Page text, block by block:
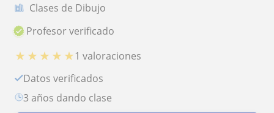
Clases de Dibujo
Profesor verificado
★ ★ ★ ★ ★1 valoraciones
Datos verificados
3 años dando clase